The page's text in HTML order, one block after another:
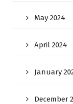
May 2024
April 2024
January
December